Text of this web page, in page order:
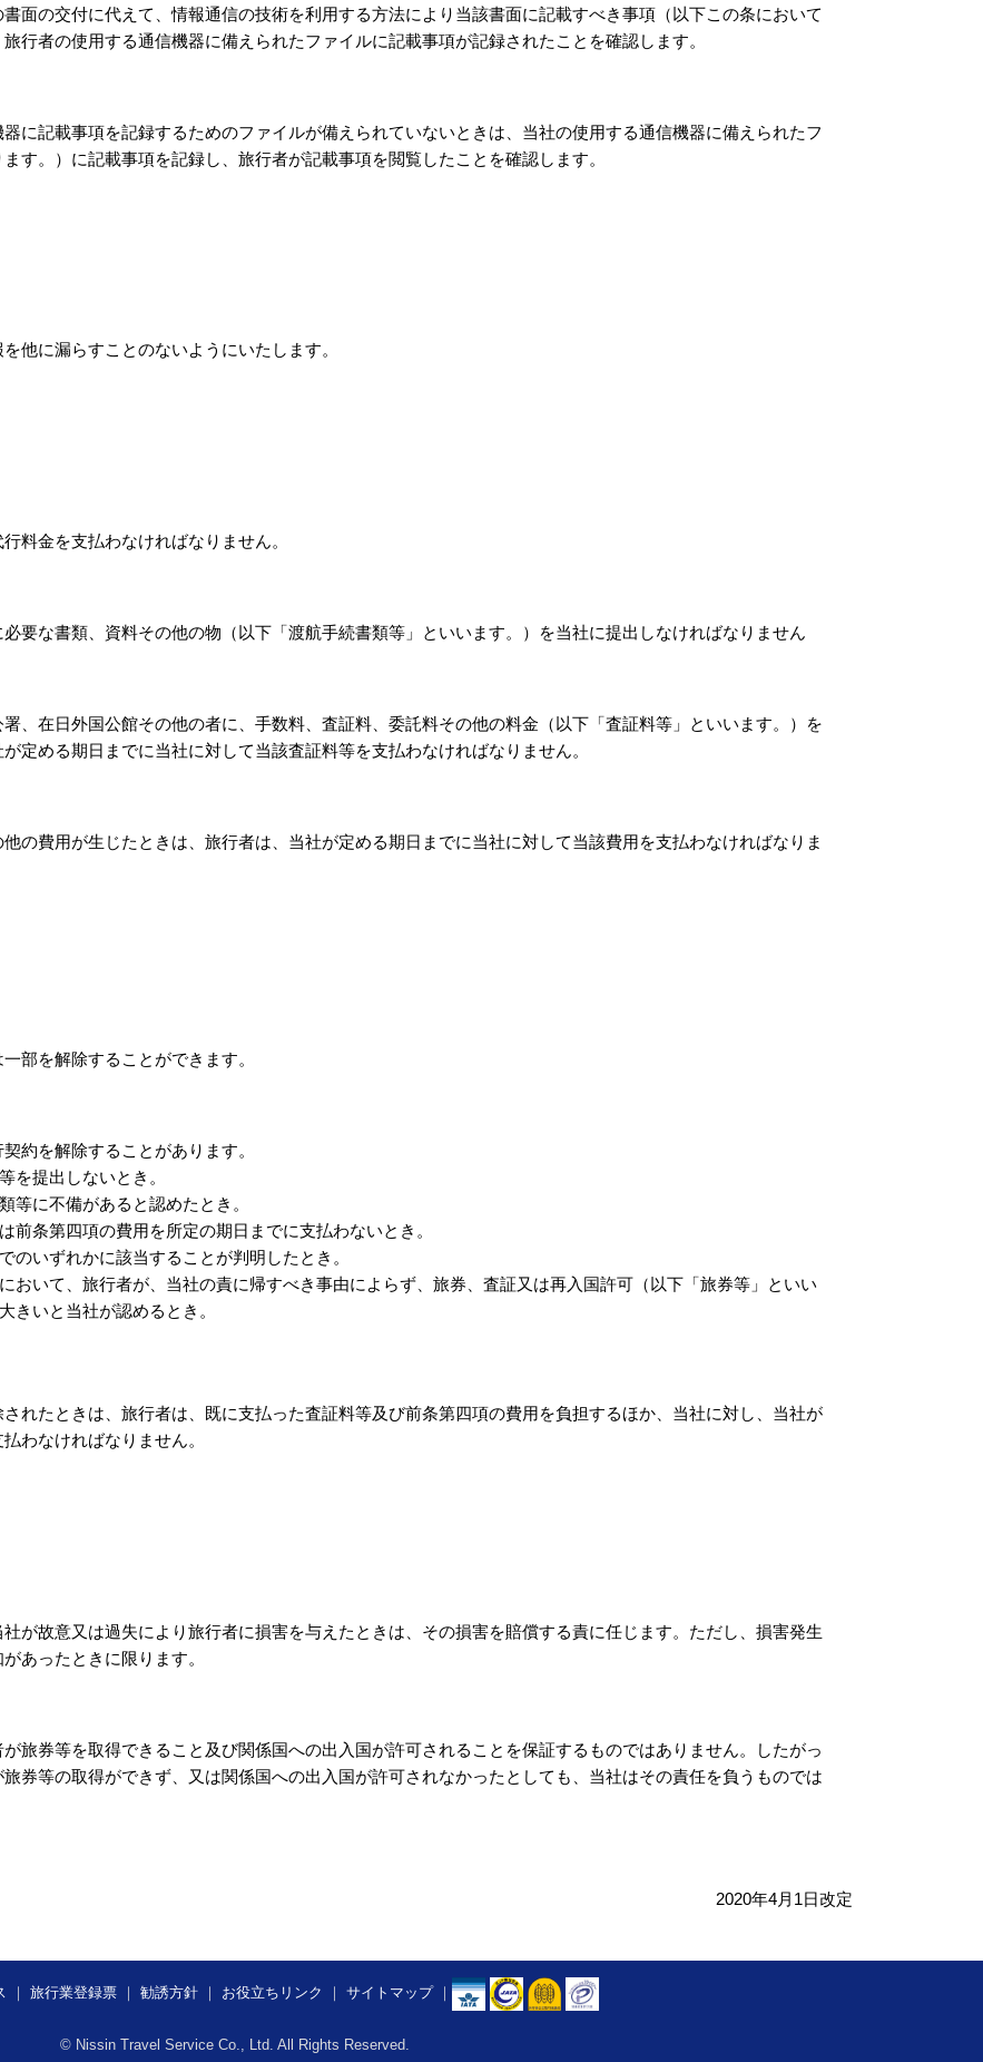
面の交付に代えて、情報通信の技術を利用する方法により当該書面に記載すべき事項（以下この条において
行者の使用する通信機器に備えられたファイルに記載事項が記録されたことを確認します。
に記載事項を記録するためのファイルが備えられていないときは、当社の使用する通信機器に備えられたフ
す。）に記載事項を記録し、旅行者が記載事項を閲覧したことを確認します。
他に漏らすことのないようにいたします。
料金を支払わなければなりません。
要な書類、資料その他の物（以下「渡航手続書類等」といいます。）を当社に提出しなければなりません
、在日外国公館その他の者に、手数料、査証料、委託料その他の料金（以下「査証料等」といいます。）を
定める期日までに当社に対して当該査証料等を支払わなければなりません。
の費用が生じたときは、旅行者は、当社が定める期日までに当社に対して当該費用を支払わなければなりま
部を解除することができます。
約を解除することがあります。
を提出しないとき。
等に不備があると認めたとき。
前条第四項の費用を所定の期日までに支払わないとき。
いずれかに該当することが判明したとき。
おいて、旅行者が、当社の責に帰すべき事由によらず、旅券、査証又は再入国許可（以下「旅券等」といい
いと当社が認めるとき。
れたときは、旅行者は、既に支払った査証料等及び前条第四項の費用を負担するほか、当社に対し、当社が
わなければなりません。
が故意又は過失により旅行者に損害を与えたときは、その損害を賠償する責に任じます。ただし、損害発生
あったときに限ります。
旅券等を取得できること及び関係国への出入国が許可されることを保証するものではありません。したがっ
券等の取得ができず、又は関係国への出入国が許可されなかったとしても、当社はその責任を負うものでは
2020年4月1日改定
｜ 旅行業登録票｜ 勧誘方針 ｜ お役立ちリンク ｜ サイトマップ｜ ​​​​​
© Nissin Travel Service Co., Ltd. All Rights Reserved.